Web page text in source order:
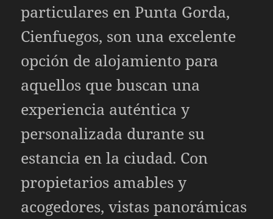
particulares en Punta Gorda,
Cienfuegos, son una excelente
opción de alojamiento para
aquellos que buscan una
experiencia auténtica y
personalizada durante su
estancia en la ciudad. Con
propietarios amables y
acogedores, vistas panorámicas